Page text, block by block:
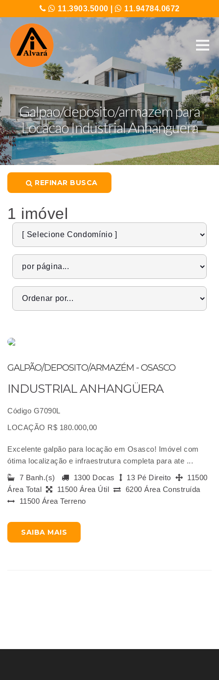
11.3903.5000 11.94784.0672
Galpao/deposito/armazem para
Locacao Industrial Anhanguera
REFINAR BUSCA
1 imóvel
GALPÃO/DEPOSITO/ARMAZÉM - OSASCO
INDUSTRIAL ANHANGÜERA
Código G7090L
LOCAÇÃO R$ 180.000,00
Excelente galpão para locação em Osasco! Imóvel com
ótima localização e infraestrutura completa para ate ...
7 Banh.(s)
1300 Docas 13 Pé Direito
11500
Área Total
11500 Área Útil
6200 Área Construída
11500 Área Terreno
SAIBA MAIS